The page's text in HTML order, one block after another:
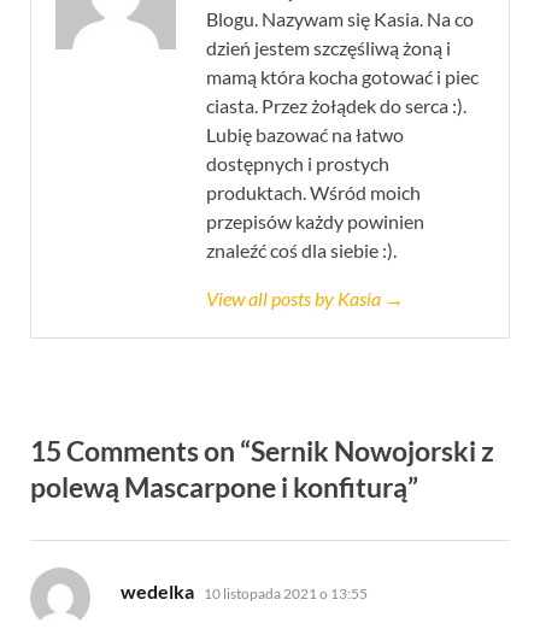
Blogu. Nazywam się Kasia. Na co
dzień jestem szczęśliwą żoną i
mamą która kocha gotować i piec
ciasta. Przez żołądek do serca :).
Lubię bazować na łatwo
dostępnych i prostych
produktach. Wśród moich
przepisów każdy powinien
znaleźć coś dla siebie :).
View all posts by Kasia →
15 Comments on “Sernik Nowojorski z
polewą Mascarpone i konfiturą”
wedelka pisze:
10 listopada 2021 o 13:55